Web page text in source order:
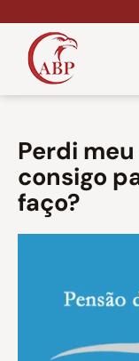
Perdi
consigo
faço?